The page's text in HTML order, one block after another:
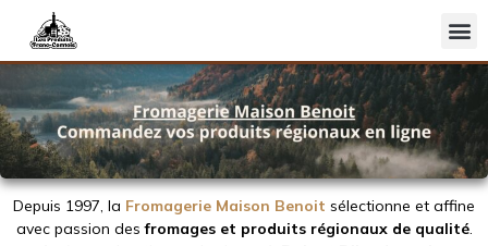
Fromages
Charcuterie
Vins
Recettes
Depuis 1997, la Fromagerie Maison Benoit sélectionne et affine
avec passion desfromages et produits régionaux de qualité.